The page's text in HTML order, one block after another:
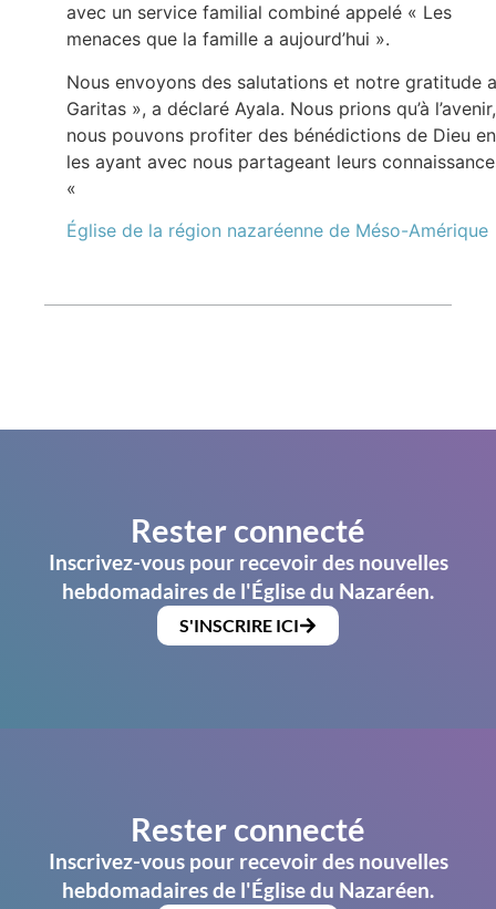
avec un service familial combiné appelé « Les
menaces que la famille a aujourd’hui ».
Nous envoyons des salutations et notre gratitude
Garitas », a déclaré Ayala. Nous prions qu’à l’avenir,
nous pouvons profiter des bénédictions de Dieu en
les ayant avec nous partageant leurs
«
Église de la région nazaréenne de Méso-Amérique
Rester connecté
Inscrivez-vous pour recevoir des nouvelles
hebdomadaires de l'Église du Nazaréen.
S'INSCRIRE ICI
Rester connecté
Inscrivez-vous pour recevoir des nouvelles
hebdomadaires de l'Église du Nazaréen.